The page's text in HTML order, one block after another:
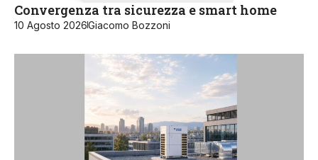
Convergenza tra sicurezza e smart home
10 Agosto 2026Giacomo Bozzoni